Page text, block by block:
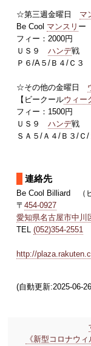
☆第三週金曜日 マ
Be Cool マンスリ ー
フィー：2000円
ＵＳ９ ハンデ戦
Ｐ６/A５/Ｂ４/Ｃ３
☆その他の金曜日
【ビークールウィー
フィー：1500円
ＵＳ９ ハンデ戦
ＳＡ５/Ａ４/Ｂ３/Ｃ/
連絡先
Be Cool Billiard （
〒 454-0927
愛知県名古屋市中川
TEL (052)354-2551
http://
(自動更新:2025-06-
《新型コロナウ